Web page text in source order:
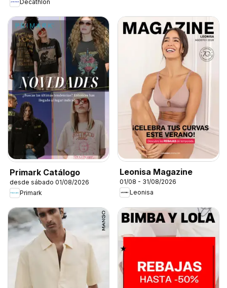
Decathlon
Primark Catálogo
desde sábado 01/08/2026
Primark
Leonisa Magazine
01/08 - 31/08/2026
Leonisa